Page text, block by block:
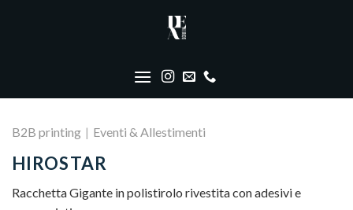
B2B printing | Eventi & Allestimenti
HIROSTAR
Racchetta Gigante in polistirolo rivestita con adesivi e